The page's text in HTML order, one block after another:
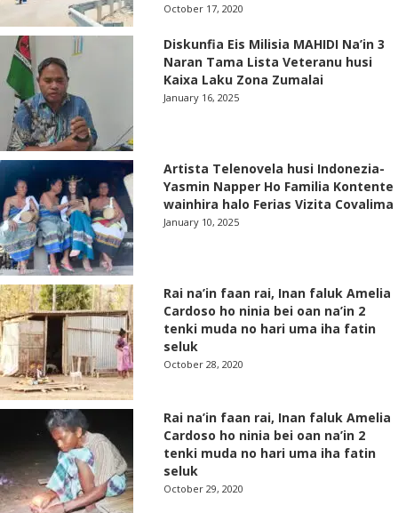
October 17, 2020
Diskunfia Eis Milisia MAHIDI Na’in 3
Naran Tama Lista Veteranu husi
Kaixa Laku Zona Zumalai
January 16, 2025
Artista Telenovela husi Indonezia-
Yasmin Napper Ho Familia Kontente
wainhira halo Ferias Vizita Covalima
January 10, 2025
Rai na’in faan rai, Inan faluk Amelia
Cardoso ho ninia bei oan na’in 2
tenki muda no hari uma iha fatin
seluk
October 28, 2020
Rai na’in faan rai, Inan faluk Amelia
Cardoso ho ninia bei oan na’in 2
tenki muda no hari uma iha fatin
seluk
October 29, 2020